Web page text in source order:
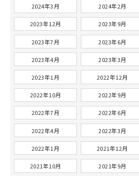
2024年3月 2024年2月
2023年12月 2023年9月
2023年7月 2023年6月
2023年4月 2023年3月
2023年1月 2022年12月
2022年10月 2022年9月
2022年7月 2022年6月
2022年4月 2022年3月
2022年1月 2021年12月
2021年10月 2021年9月